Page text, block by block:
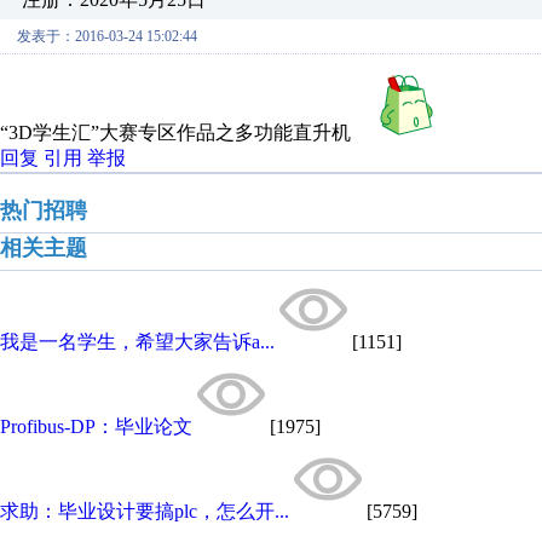
发表于：2016-03-24 15:02:44
“3D学生汇”大赛专区作品之多功能直升机
回复 引用 举报
热门招聘
相关主题
我是一名学生，希望大家告诉a... [1151]
Profibus-DP：毕业论文 [1975]
求助：毕业设计要搞plc，怎么开... [5759]